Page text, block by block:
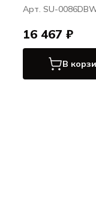
дамаск 67 слоев
Арт. SU-
16 467 ₽
В